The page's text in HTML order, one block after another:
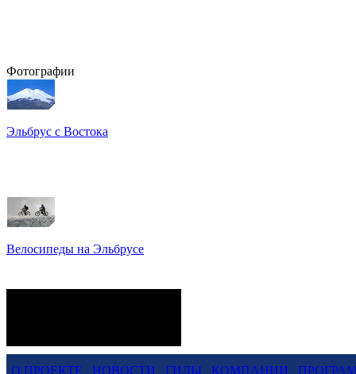
Фотографии
Эльбрус с Востока
Велосипеды на Эльбрусе
О ПРОЕКТЕ НОВОСТИ ГИДЫ КОМПАНИИ